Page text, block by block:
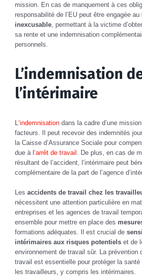
mission. En cas de manquement à ces
responsabilité de l’EU peut être engagée
inexcusable , permettant à la victime
sa rente et une indemnisation
personnels.
L’indemnisation
l’intérimaire
‘indemnisation dans la cadre d’une
facteurs. Il peut recevoir des indemnités
la Caisse d’Assurance Sociale pour
due à l ‘arrêt de travail
. De plus, en cas de
résultant de l’accident, l’intérimaire peut
complémentaire de la part de l’agence
Les accidents de travail chez les
nécessitent une attention particulière en
entreprises et les agences de travail
ensemble pour mettre en place des
formations adéquates. Il est crucial de
intérimaires aux risques potentiels et de
environnement de travail sûr. La prévention
travail est essentielle pour protéger la
les travailleurs, y compris les intérimaires.